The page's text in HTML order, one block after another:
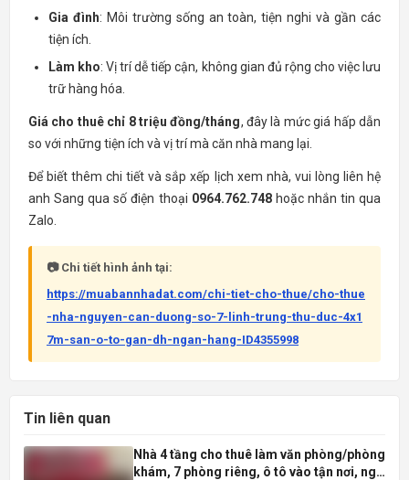
Gia đình: Môi trường sống an toàn, tiện nghi và gần các
tiện ích.
Làm kho: Vị trí dễ tiếp cận, không gian đủ rộng cho việc lưu
trữ hàng hóa.
Giá cho thuê chỉ 8 triệu đồng/tháng, đây là mức giá hấp dẫn
so với những tiện ích và vị trí mà căn nhà mang lại.
Để biết thêm chi tiết và sắp xếp lịch xem nhà, vui lòng liên hệ
anh Sang qua số điện thoại 0964.762.748hoặc nhắn tin qua
Zalo.
📷 Chi tiết hình ảnh tại:
https://muabannhadat.com/chi-tiet-cho-thue/cho-thue
-nha-nguyen-can-duong-so-7-linh-trung-thu-duc-4x1
7m-san-o-to-gan-dh-ngan-hang-ID4355998
Tin liên quan
Nhà 4 tầng cho thuê làm văn phòng/phòng
khám, 7 phòng riêng, ô tô vào tận nơi, ngõ